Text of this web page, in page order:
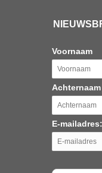
Voornaam
Achternaam
E-mailadres: